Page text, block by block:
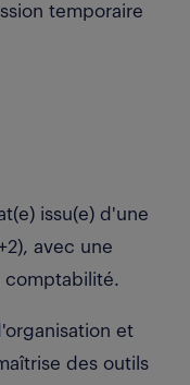
temporaire
issu(e) d'une
avec une
comptabilité.
et
des outils